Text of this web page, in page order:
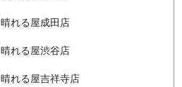
晴れる屋成田店
晴れる屋渋谷店
晴れる屋吉祥寺店